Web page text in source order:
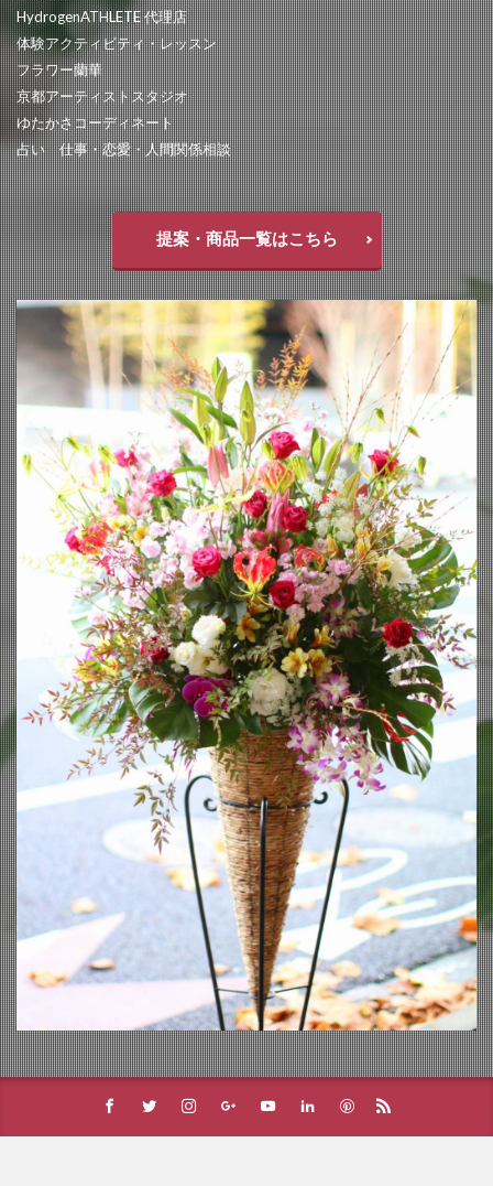
HydrogenATHLETE 代理店
体験アクティビティ・レッスン
フラワー蘭華
京都アーティストスタジオ
ゆたかさコーディネート
占い 仕事・恋愛・人間関係相談
提案・商品一覧はこちら